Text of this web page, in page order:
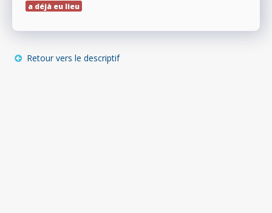
a déjà eu lieu
Retour vers le descriptif